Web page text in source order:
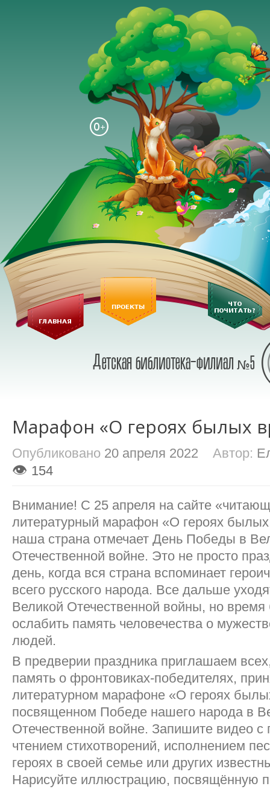
Марафон «О героях былых
Опубликовано 20 апреля 2022 Автор:
👁 154
Внимание! С 25 апреля на сайте
литературный марафон «О героях
наша страна отмечает День Победы в
Отечественной войне. Это не просто
день, когда вся страна вспоминает
всего русского народа. Все дальше
Великой Отечественной войны, но время
ослабить память человечества о
людей.
В предверии праздника приглашаем
память о фронтовиках-победителях,
литературном марафоне «О героях
посвященном Победе нашего народа в
Отечественной войне. Запишите видео с
чтением стихотворений, исполнением
героях в своей семье или других
Нарисуйте иллюстрацию, посвящённую